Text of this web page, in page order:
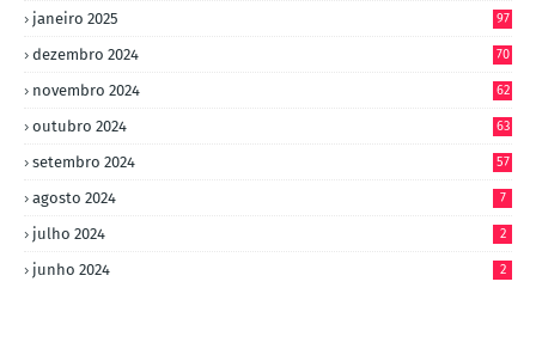
janeiro 2025 97
dezembro 2024 70
novembro 2024 62
outubro 2024 63
setembro 2024 57
agosto 2024 7
julho 2024 2
junho 2024 2